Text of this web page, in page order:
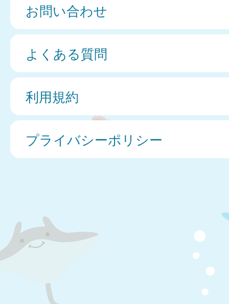
お問い合わせ
よくある質問
利用規約
プライバシーポリシー